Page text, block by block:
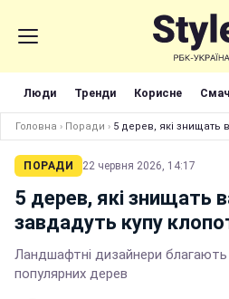
Люди Тренди Корисне
Головна › Поради › 5 дерев, які знищать
ПОРАДИ 22 червня 2026, 14:17
5 дерев, які знищать
завдадуть купу
Ландшафтні дизайнери благають
популярних дерев